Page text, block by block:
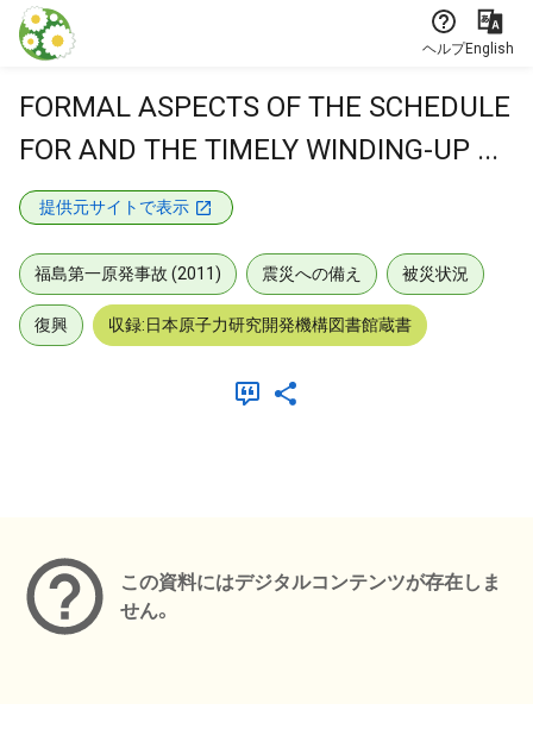
本文に飛ぶ
ヘルプEnglish
FORMAL ASPECTS OF THE SCHEDULE
FOR AND THE TIMELY WINDING-UP ...
提供元サイトで表示
福島第一原発事故 (2011) 震災への備え 被災状況
復興 収録:日本原子力研究開発機構図書館蔵書
この資料にはデジタルコンテンツが存在しま
せん。